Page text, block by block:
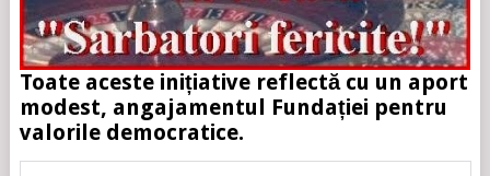
Toate aceste inițiative reflectă cu un aport
modest, angajamentul Fundației pentru
valorile democratice.